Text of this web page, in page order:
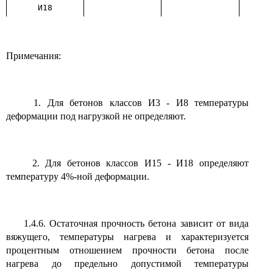
И18
Примечания:
1. Для бетонов классов И3 - И8 температуры
деформации под нагрузкой не определяют.
2. Для бетонов классов И15 - И18 определяют
температуру 4%-ной деформации.
1.4.6. Остаточная прочность бетона зависит от вида
вяжущего, температуры нагрева и характеризуется
процентным отношением прочности бетона после
нагрева до предельно допустимой температуры